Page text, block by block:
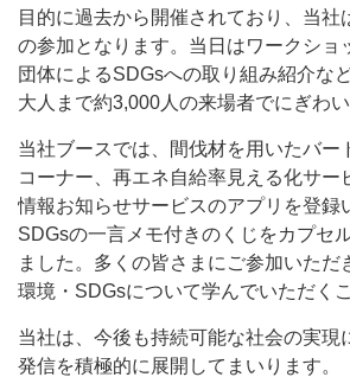
目的に過去から開催されており、当社
の参加となります。当日はワークショ
団体によるSDGsへの取り組み紹介な
大人まで約3,000人の来場者でにぎわい
当社ブースでは、間伐材を用いたバー
コーナー、再エネ自給率見える化サー
情報お知らせサービスのアプリを登録
SDGsの一言メモ付きのくじをカプセ
ました。多くの皆さまにご参加いただ
環境・SDGsについて学んでいただく
当社は、今後も持続可能な社会の実現
発信を積極的に展開してまいります。